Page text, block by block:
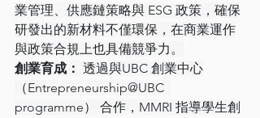
業管理、供應鏈策略與 ESG 政策，確保
研發出的新材料不僅環保，在商業運作
與政策合規上也具備競爭力。
創業育成： 透過與UBC 創業中心
（Entrepreneurship@UBC
programme） 合作，MMRI 指導學生創